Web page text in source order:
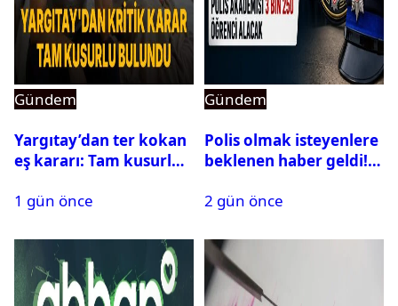
Gündem
Yargıtay’dan ter kokan
eş kararı: Tam kusurlu
1 gün önce
Gündem
Polis olmak isteyenlere
beklenen haber geldi!
2 gün önce